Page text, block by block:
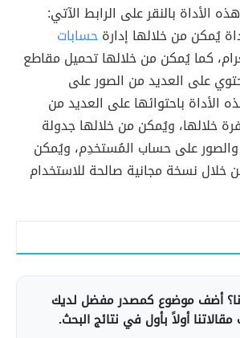
الأداة بالنقر على الرابط الآتي:
يُمكن من خلالها إدارةحسابات
كما يُمكن من خلالها تحميل مقاطع
على العديد من الصور على
الأداة باحتوائها على العديد من
خلالها، ويُمكن من خلالها جدولة
على حساب المُستخدِم، ويُمكن
خلال نسخة مجانية صالحة للاستخدام
أضف موضوع كمصدر مفضل لديك
أولاً بأول في نتائج البحث.